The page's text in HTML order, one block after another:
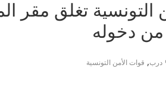
التونسية تغلق مقر
من دخوله
درب, قوات الأمن التونسية